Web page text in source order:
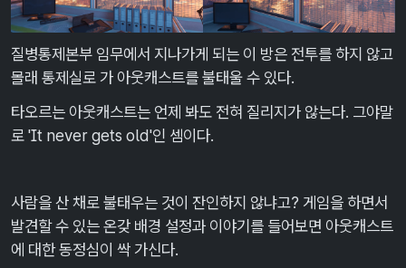
질병통제본부 임무에서 지나가게 되는 이 방은 전투를 하지 않고
몰래 통제실로 가 아웃캐스트를 불태울 수 있다.
타오르는 아웃캐스트는 언제 봐도 전혀 질리지가 않는다. 그야말
로 'It never gets old'인 셈이다.
사람을 산 채로 불태우는 것이 잔인하지 않냐고? 게임을 하면서
발견할 수 있는 온갖 배경 설정과 이야기를 들어보면 아웃캐스트
에 대한 동정심이 싹 가신다.